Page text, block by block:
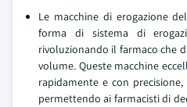
Le macchine di erogazione
forma di sistema di
rivoluzionando il farmaco che
volume. Queste macchine
rapidamente e con
permettendo ai farmacisti di